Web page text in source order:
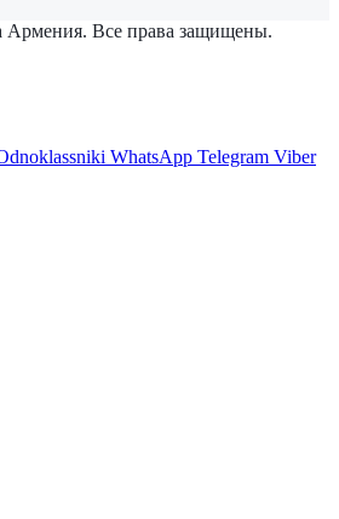
Все права защищены.
WhatsApp Telegram Viber